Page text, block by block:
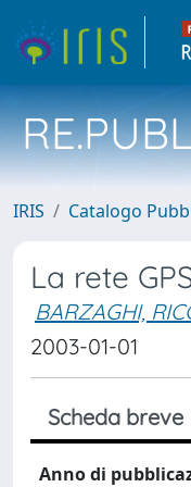
IRIS Catalogo
La rete
BARZAGHI,
2003-01-01
Scheda breve
Anno di